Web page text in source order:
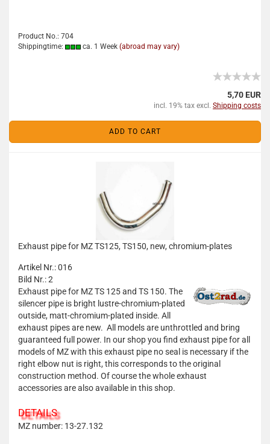
Product No.: 704
Shippingtime:
ca. 1 Week (abroad may vary)
5,70 EUR
incl. 19% tax excl. Shipping costs
ADD TO CART
Exhaust pipe for MZ TS125, TS150, new, chromium-plates
Artikel Nr.: 016
Bild Nr.: 2
Exhaust pipe for MZ TS 125 and TS 150. The
silencer pipe is bright lustre-chromium-plated
outside, matt-chromium-plated inside. All
exhaust pipes are new. All models are unthrottled and bring
guaranteed full power. In our shop you find exhaust pipe for all
models of MZ with this exhaust pipe no seal is necessary if the
right elbow nut is right, this corresponds to the original
construction method. Of course the whole exhaust
accessories are also available in this shop.
DETAILS
MZ number: 13-27.132